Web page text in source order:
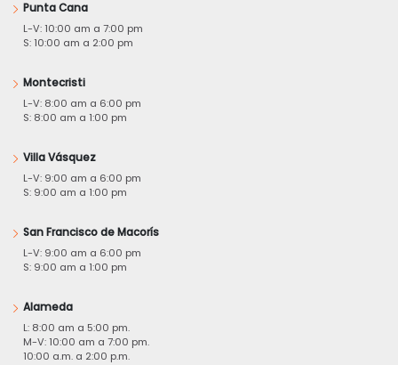
Punta Cana
L-V: 10:00 am a 7:00 pm
S: 10:00 am a 2:00 pm
Montecristi
L-V: 8:00 am a 6:00 pm
S: 8:00 am a 1:00 pm
Villa Vásquez
L-V: 9:00 am a 6:00 pm
S: 9:00 am a 1:00 pm
San Francisco de Macorís
L-V: 9:00 am a 6:00 pm
S: 9:00 am a 1:00 pm
Alameda
L: 8:00 am a 5:00 pm.
M-V: 10:00 am a 7:00 pm.
10:00 a.m. a 2:00 p.m.